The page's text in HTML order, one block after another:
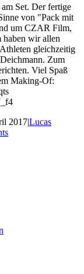
Set. Der fertige
von "Pack mit
um CZAR Film,
haben wir allen
gleichzeitig
Zum
Viel Spaß
Making-Of:
2017|Lucas